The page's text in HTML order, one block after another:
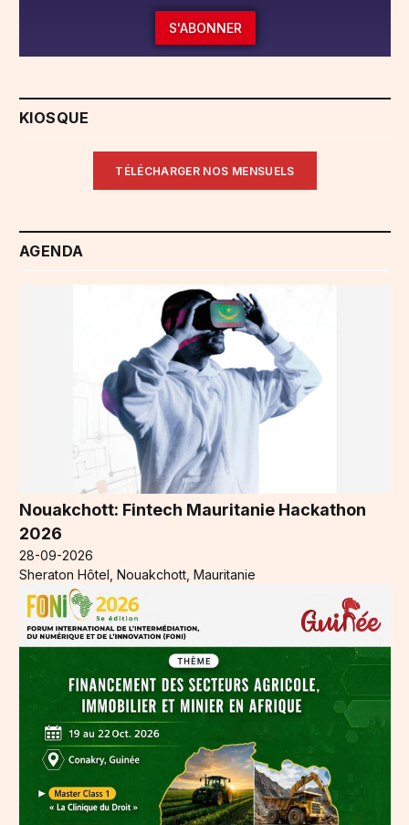
S'ABONNER
KIOSQUE
TÉLÉCHARGER NOS MENSUELS
AGENDA
Nouakchott: Fintech Mauritanie Hackathon
2026
28-09-2026
Sheraton Hôtel, Nouakchott, Mauritanie